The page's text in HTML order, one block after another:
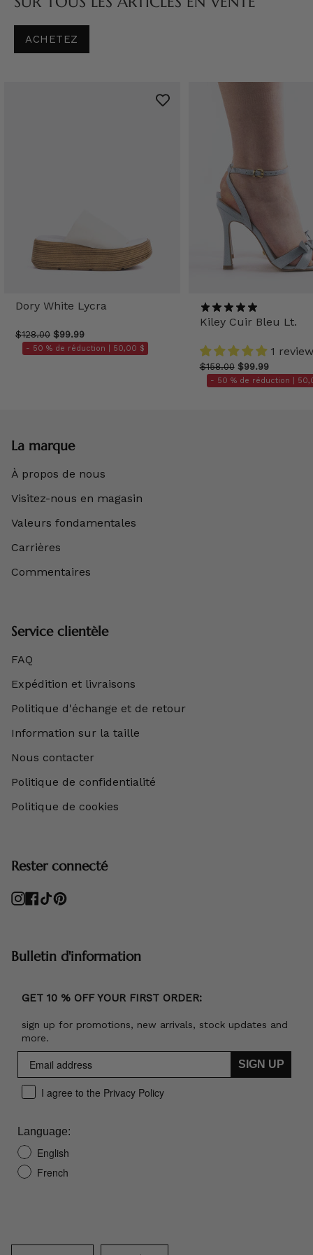
ACHETEZ
Dory White Lycra
$128.00 $99.99
- 50 % de réduction | 50,00 $
Kiley Cuir Bleu Lt.
1 review
$158.00 $99.99
- 50 % de réduction |
La marque
À propos de nous
Visitez-nous en magasin
Valeurs fondamentales
Carrières
Commentaires
Service clientèle
FAQ
Expédition et livraisons
Politique d'échange et de retour
Information sur la taille
Nous contacter
Politique de confidentialité
Politique de cookies
Rester connecté
Instagram
Facebook
TikTokPinterest
Bulletin d'information
GET 10 % OFF YOUR FIRST ORDER:
sign up for promotions, new arrivals, stock updates and
more.
SIGN UP
I agree to the Privacy Policy
Language:
English
French